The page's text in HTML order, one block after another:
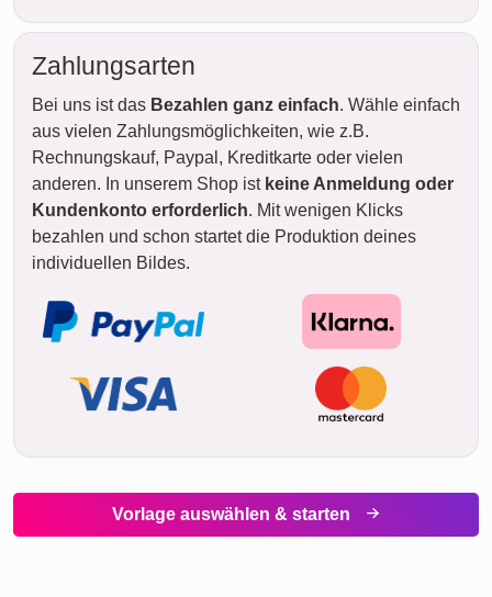
Zahlungsarten
Bei uns ist das Bezahlen ganz einfach. Wähle einfach
aus vielen Zahlungsmöglichkeiten, wie z.B.
Rechnungskauf, Paypal, Kreditkarte oder vielen
anderen. In unserem Shop ist keine Anmeldung oder
Kundenkonto erforderlich. Mit wenigen Klicks
bezahlen und schon startet die Produktion deines
individuellen Bildes.
Vorlage auswählen & starten